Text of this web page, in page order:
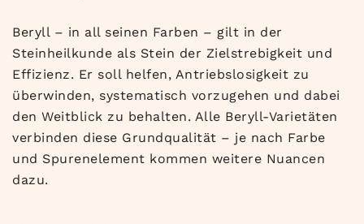
Beryll – in all seinen Farben – gilt in der
Steinheilkunde als Stein der Zielstrebigkeit und
Effizienz. Er soll helfen, Antriebslosigkeit zu
überwinden, systematisch vorzugehen und dabei
den Weitblick zu behalten. Alle Beryll-Varietäten
verbinden diese Grundqualität – je nach Farbe
und Spurenelement kommen weitere Nuancen
dazu.